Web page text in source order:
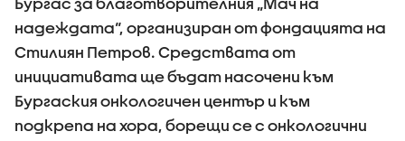
надеждата“, организиран от фондацията на
Стилиян Петров. Средствата от
инициативата ще бъдат насочени към
Бургаския онкологичен център и към
подкрепа на хора, борещи се с онкологични